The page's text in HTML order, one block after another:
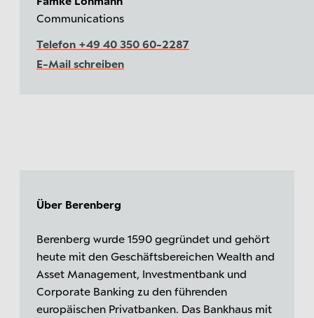
Communications
Telefon +49 40 350 60-2287
E-Mail schreiben
Über Berenberg
Berenberg wurde 1590 gegründet und gehört
heute mit den Geschäftsbereichen Wealth and
Asset Management, Investmentbank und
Corporate Banking zu den führenden
europäischen Privatbanken. Das Bankhaus mit